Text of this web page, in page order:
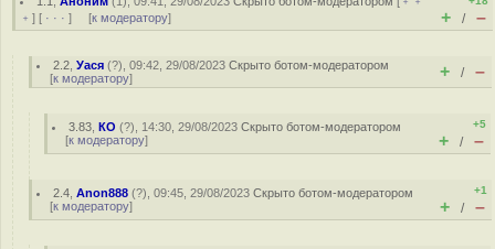
﹢ ] [ · · · ] [к модератору] + / –
2.2 ,Уася (?), 09:42, 29/08/2023Скрыто ботом-модератором
[к модератору] + / –
3.83 ,КО (?), 14:30, 29/08/2023Скрыто ботом-модератором
[к модератору]
+5
+ / –
2.4 ,Anon888 (?), 09:45, 29/08/2023Скрыто ботом-модератором
[к модератору]
+1
+ / –